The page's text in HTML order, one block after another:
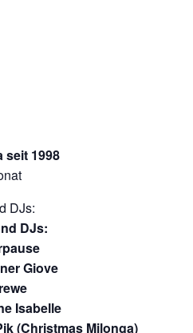
seit 1998
DJs:
DJs:
Giove
Isabelle
(Christmas Milonga)